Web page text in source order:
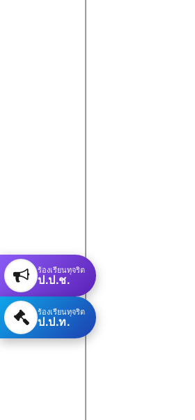
ร้องเรียนทุจริต
ป.ป.ช.
ร้องเรียนทุจริต
ป.ป.ท.